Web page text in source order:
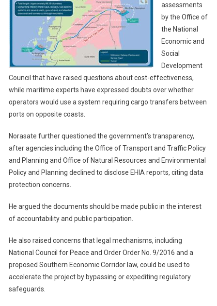
assessments
by the Office of
the National
Economic and
Social
Development
Council that have raised questions about cost-effectiveness,
while maritime experts have expressed doubts over whether
operators would use a system requiring cargo transfers between
ports on opposite coasts.
Norasate further questioned the government’s transparency,
after agencies including the Office of Transport and Traffic Policy
and Planning and Office of Natural Resources and Environmental
Policy and Planning declined to disclose EHIA reports, citing data
protection concerns.
He argued the documents should be made public in the interest
of accountability and public participation.
He also raised concerns that legal mechanisms, including
National Council for Peace and Order Order No. 9/2016 and a
proposed Southern Economic Corridor law, could be used to
accelerate the project by bypassing or expediting regulatory
safeguards.